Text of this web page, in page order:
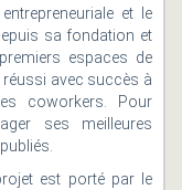
et le
sa fondation et
espaces de
réussi avec succès à
coworkers. Pour
ses meilleures
est porté par le